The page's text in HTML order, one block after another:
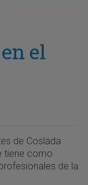
el
de Coslada
tiene como
de la